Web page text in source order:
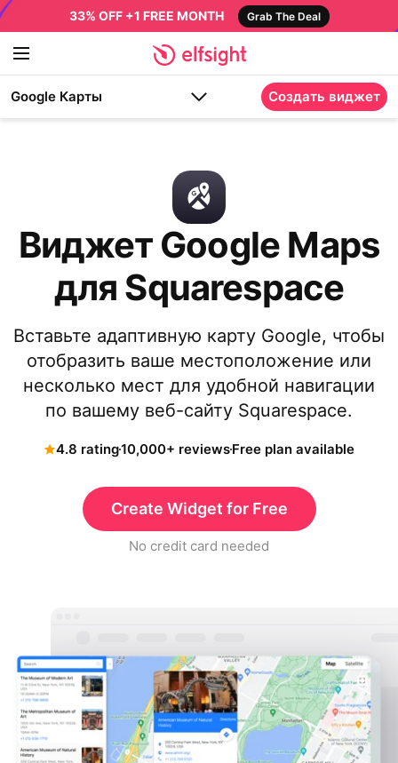
33% OFF +1 FREE MONTH Grab The Deal
Google Карты Создать виджет
Виджет Google Maps
для Squarespace
Вставьте адаптивную карту Google, чтобы
отобразить ваше местоположение или
несколько мест для удобной навигации
по вашему веб-сайту Squarespace.
4.8 rating10,000+ reviewsFree plan available
Create Widget for Free
No credit card needed